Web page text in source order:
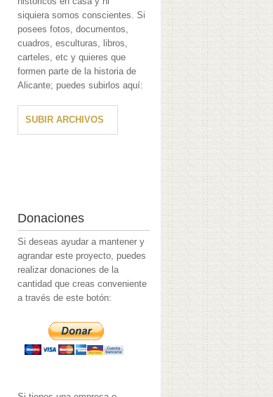
siquiera somos conscientes. Si
posees fotos, documentos,
cuadros, esculturas, libros,
carteles, etc y quieres que
formen parte de la historia de
Alicante; puedes subirlos aquí:
SUBIR ARCHIVOS
Donaciones
Si deseas ayudar a mantener y
agrandar este proyecto, puedes
realizar donaciones de la
cantidad que creas conveniente
a través de este botón: